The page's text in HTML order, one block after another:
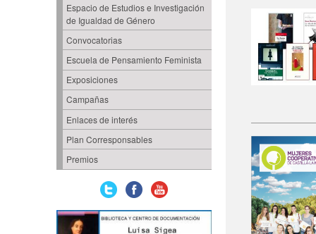
Espacio de Estudios e Investigación
de Igualdad de Género
Convocatorias
Escuela de Pensamiento Feminista
Exposiciones
Campañas
Enlaces de interés
Plan Corresponsables
Premios